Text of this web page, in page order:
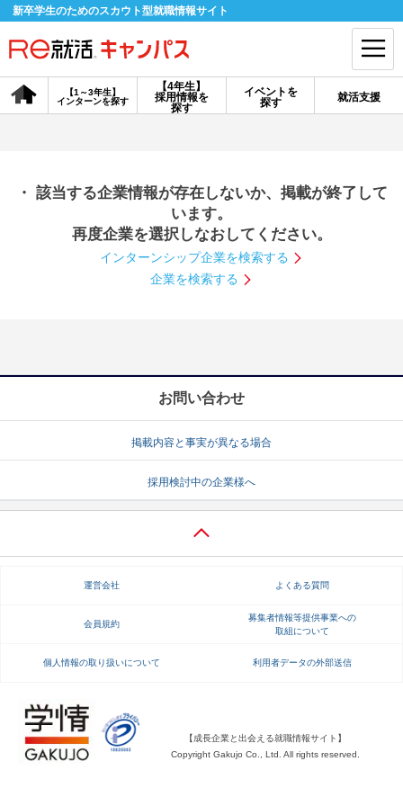
新卒学生のためのスカウト型就職情報サイト
【4年生】
採用情報を
探す
【1～3年生】
インターンを探す
イベントを
探す
就活支援
会員登録 ログイン
探す
【4年生】
説明会を探す
インターンを探す
就活ノウハウ・サポート
就活支援
就活ノウハウが満載！ お役立ち記事・相談室など
適職診断 就活チャンネル
・ 該当する企業情報が存在しないか、掲載が終了して
います。
再度企業を選択しなおしてください。
インターンシップ企業を検索する
企業を検索する
お問い合わせ
掲載内容と事実が異なる場合
採用検討中の企業様へ
運営会社 よくある質問
会員規約
募集者情報等提供事業への
取組について
個人情報の取り扱いについて 利用者データの外部送信
【成長企業と出会える就職情報サイト】
Copyright Gakujo Co., Ltd. All rights reserved.